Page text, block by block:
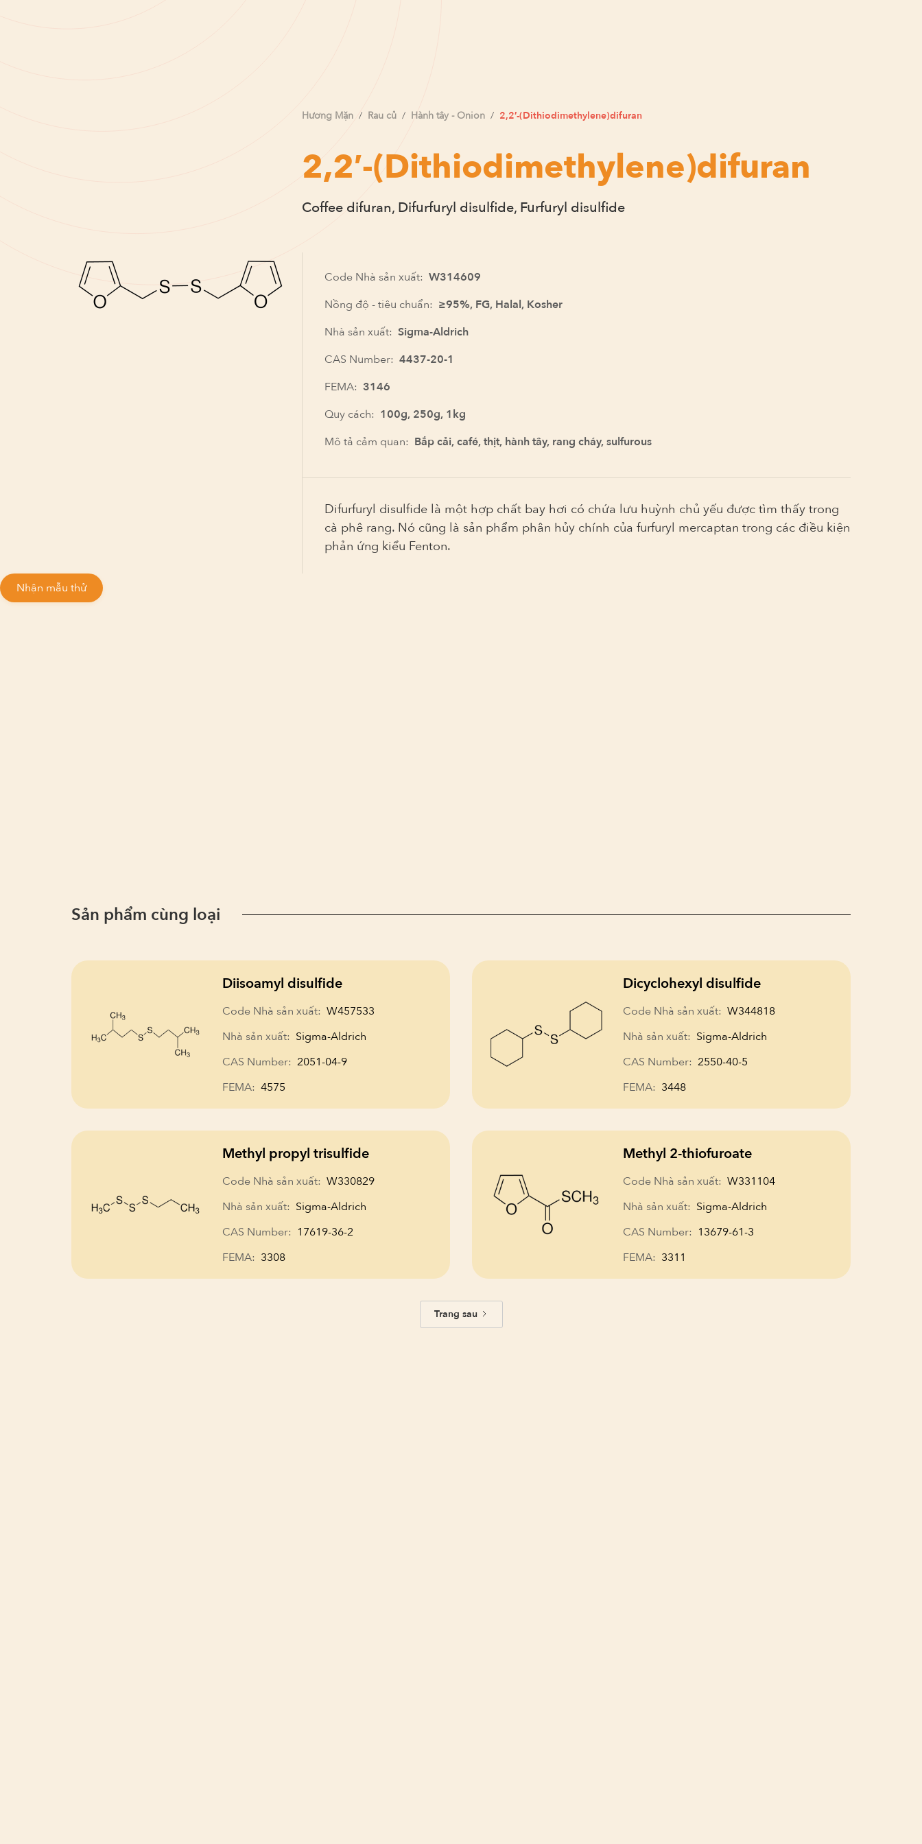
Hương Mặn / Rau củ / Hành tây - Onion / 2,2′-(Dithiodimethylene)difuran
2,2′-(Dithiodimethylene)difuran
Coffee difuran, Difurfuryl disulfide, Furfuryl disulfide
Code Nhà sản xuất: W314609
Nồng độ - tiêu chuẩn: ≥95%, FG, Halal, Kosher
Nhà sản xuất: Sigma-Aldrich
CAS Number: 4437-20-1
FEMA: 3146
Quy cách: 100g, 250g, 1kg
Mô tả cảm quan: Bắp cải, café, thịt, hành tây, rang cháy, sulfurous
Difurfuryl disulfide là một hợp chất bay hơi có chứa lưu huỳnh chủ yếu được tìm thấy trong
cà phê rang. Nó cũng là sản phẩm phân hủy chính của furfuryl mercaptan trong các điều kiện
phản ứng kiểu Fenton.
Nhận mẫu thử
Sản phẩm cùng loại
Diisoamyl disulfide
Code Nhà sản xuất: W457533
Nhà sản xuất: Sigma-Aldrich
CAS Number: 2051-04-9
FEMA: 4575
Dicyclohexyl disulfide
Code Nhà sản xuất: W344818
Nhà sản xuất: Sigma-Aldrich
CAS Number: 2550-40-5
FEMA: 3448
Methyl propyl trisulfide
Code Nhà sản xuất: W330829
Nhà sản xuất: Sigma-Aldrich
CAS Number: 17619-36-2
FEMA: 3308
Methyl 2-thiofuroate
Code Nhà sản xuất: W331104
Nhà sản xuất: Sigma-Aldrich
CAS Number: 13679-61-3
FEMA: 3311
Trang sau